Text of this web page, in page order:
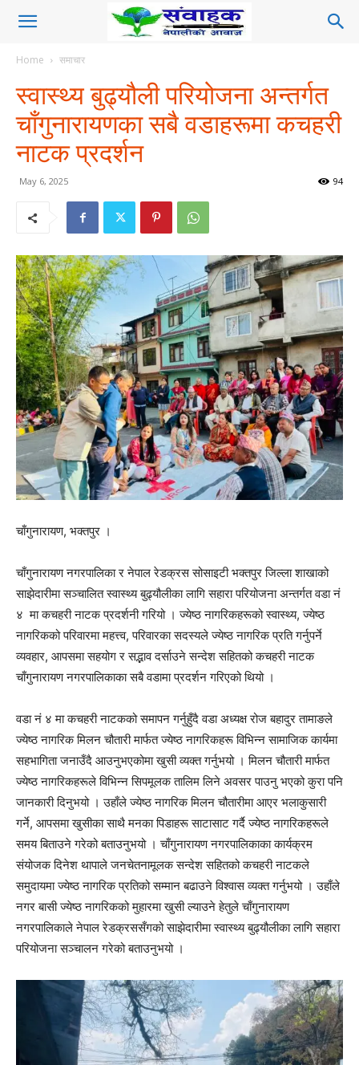
Home समाचार
स्वास्थ्य बुढ्यौली परियोजना अन्तर्गत
चाँगुनारायणका सबै वडाहरूमा कचहरी
नाटक प्रदर्शन
May 6, 2025 94
चाँगुनारायण, भक्तपुर ।
चाँगुनारायण नगरपालिका र नेपाल रेडक्रस सोसाइटी भक्तपुर जिल्ला शाखाको
साझेदारीमा सञ्चालित स्वास्थ्य बुढ्यौलीका लागि सहारा परियोजना अन्तर्गत वडा नं
४ मा कचहरी नाटक प्रदर्शनी गरियो । ज्येष्ठ नागरिकहरूको स्वास्थ्य, ज्येष्ठ
नागरिकको परिवारमा महत्त्व, परिवारका सदस्यले ज्येष्ठ नागरिक प्रति गर्नुपर्ने
व्यवहार, आपसमा सहयोग र सद्भाव दर्साउने सन्देश सहितको कचहरी नाटक
चाँगुनारायण नगरपालिकाका सबै वडामा प्रदर्शन गरिएको थियो ।
वडा नं ४ मा कचहरी नाटकको समापन गर्नुहुँदै वडा अध्यक्ष रोज बहादुर तामाङले
ज्येष्ठ नागरिक मिलन चौतारी मार्फत ज्येष्ठ नागरिकहरू विभिन्न सामाजिक कार्यमा
सहभागिता जनाउँदै आउनुभएकोमा खुसी व्यक्त गर्नुभयो । मिलन चौतारी मार्फत
ज्येष्ठ नागरिकहरूले विभिन्न सिपमूलक तालिम लिने अवसर पाउनु भएको कुरा पनि
जानकारी दिनुभयो । उहाँले ज्येष्ठ नागरिक मिलन चौतारीमा आएर भलाकुसारी
गर्ने, आपसमा खुसीका साथै मनका पिडाहरू साटासाट गर्दै ज्येष्ठ नागरिकहरूले
समय बिताउने गरेको बताउनुभयो । चाँगुनारायण नगरपालिकाका कार्यक्रम
संयोजक दिनेश थापाले जनचेतनामूलक सन्देश सहितको कचहरी नाटकले
समुदायमा ज्येष्ठ नागरिक प्रतिको सम्मान बढाउने विश्वास व्यक्त गर्नुभयो । उहाँले
नगर बासी ज्येष्ठ नागरिकको मुहारमा खुसी ल्याउने हेतुले चाँगुनारायण
नगरपालिकाले नेपाल रेडक्रससँगको साझेदारीमा स्वास्थ्य बुढ्यौलीका लागि सहारा
परियोजना सञ्चालन गरेको बताउनुभयो ।